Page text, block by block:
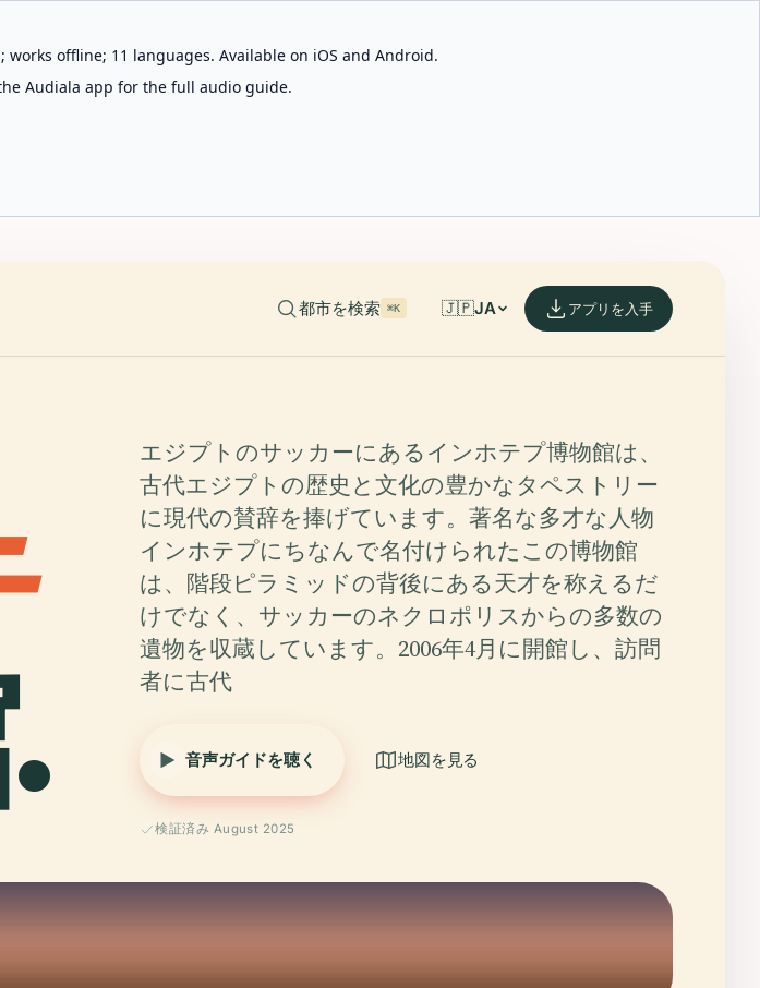
offline; 11 languages. Available on iOS and Android.
Audiala app for the full audio guide.
都市を検索 ⌘K 🇯🇵JA アプリを入手
エジプトのサッカーにあるインホテプ博物館は、
古代エジプトの歴史と文化の豊かなタペストリー
に現代の賛辞を捧げています。著名な多才な人物
インホテプにちなんで名付けられたこの博物館
は、階段ピラミッドの背後にある天才を称えるだ
けでなく、サッカーのネクロポリスからの多数の
遺物を収蔵しています。2006年4月に開館し、訪問
者に古代
音声ガイドを聴く 地図を見る
検証済み August 2025